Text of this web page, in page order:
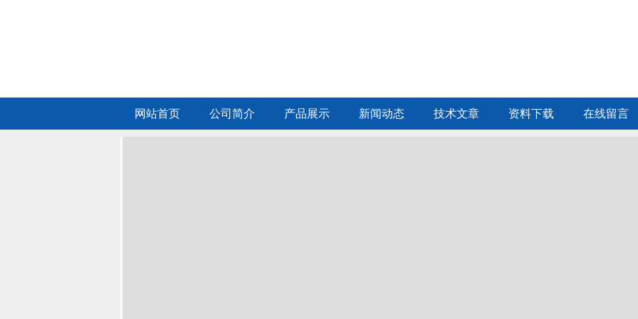
网站首页 公司简介 产品展示 新闻动态 技术文章 资料下载 在线留言